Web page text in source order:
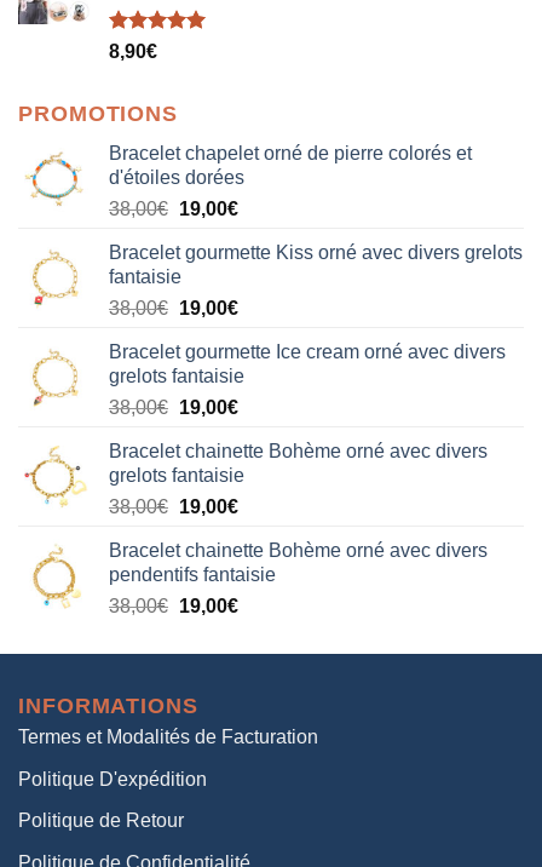
Note5.00
8,90€
PROMOTIONS
Bracelet chapelet orné de pierre colorés et
d'étoiles dorées
38,00€ Le
initial
était :
38,00€.
19,00€Le
actuel
19,00€.
Bracelet gourmette Kiss orné avec divers grelots
fantaisie
38,00€ Le
initial
était :
38,00€.
19,00€Le
actuel
est :
19,00€.
Bracelet gourmette Ice cream orné avec divers
grelots fantaisie
38,00€ Le
initial
était :
38,00€.
19,00€Le
actuel
est :
19,00€.
Bracelet chainette Bohème orné avec divers
grelots fantaisie
38,00€ Le
initial
était :
38,00€.
19,00€Le
actuel
est :
19,00€.
Bracelet chainette Bohème orné avec divers
pendentifs fantaisie
38,00€ Le
initial
38,00€.
19,00€Le
actuel
INFORMATIONS
Termes et Modalités de Facturation
Politique D'expédition
Politique de Retour
Politique de Confidentialité